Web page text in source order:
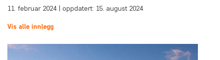
11. februar 2024 | oppdatert: 15. august 2024
Vis alle innlegg